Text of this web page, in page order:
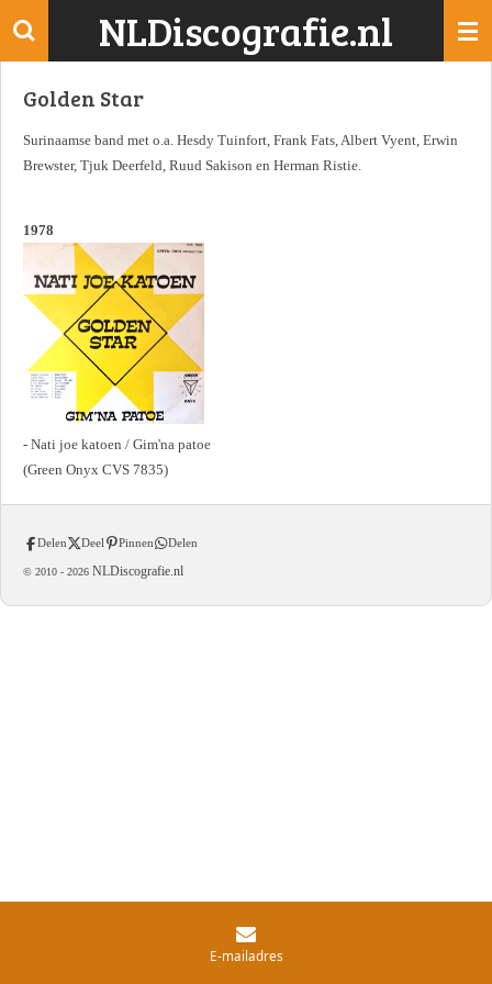
Ga
de
NLDiscografie.nl
Golden Star
Surinaamse band met o.a. Hesdy Tuinfort, Frank Fats, Albert Vyent, Erwin
Brewster, Tjuk Deerfeld, Ruud Sakison en Herman Ristie.
1978
- Nati joe katoen / Gim'na patoe
(Green Onyx CVS 7835)
Delen Deel Pinnen Delen
© 2010 - 2026 NLDiscografie.nl
E-mailadres